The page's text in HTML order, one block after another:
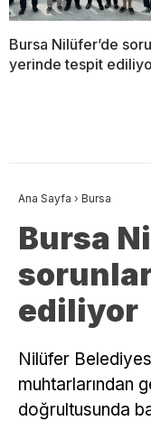
Bursa Nilüfer’de
yerinde tespit
Ana Sayfa › Bursa
Bursa
ediliyor
Nilüfer
muhtarlarından
doğrultusunda